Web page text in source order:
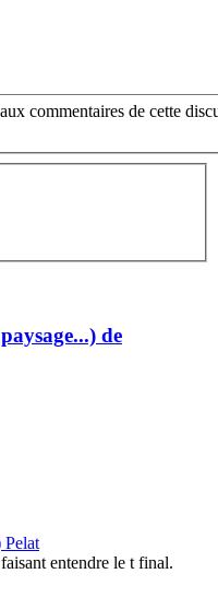
commentaires de cette
de
Pelat
entendre le t final.